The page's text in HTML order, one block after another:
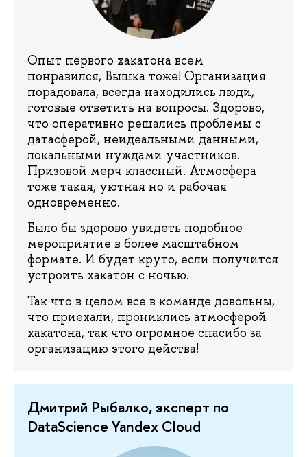
Опыт первого хакатона всем
понравился, Вышка тоже! Организация
порадовала, всегда находились люди,
готовые ответить на вопросы. Здорово,
что оперативно решались проблемы с
датасферой, неидеальными данными,
локальными нуждами участников.
Призовой мерч классный. Атмосфера
тоже такая, уютная но и рабочая
одновременно.
Было бы здорово увидеть подобное
мероприятие в более масштабном
формате. И будет круто, если получится
устроить хакатон с ночью.
Так что в целом все в команде довольны,
что приехали, прониклись атмосферой
хакатона, так что огромное спасибо за
организацию этого действа!
Дмитрий Рыбалко, эксперт по
DataScience Yandex Cloud